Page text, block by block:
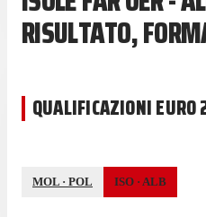
RISULTATO,
QUALIFICAZIONI
MOL · POL ISO · ALB